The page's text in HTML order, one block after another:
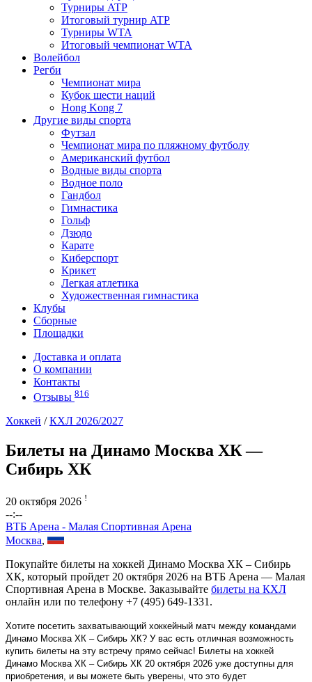
Турниры ATP
Итоговый турнир ATP
Турниры WTA
Итоговый чемпионат WTA
Волейбол
Регби
Чемпионат мира
Кубок шести наций
Hong Kong 7
Другие виды спорта
Футзал
Чемпионат мира по пляжному футболу
Американский футбол
Водные виды спорта
Водное поло
Гандбол
Гимнастика
Гольф
Дзюдо
Карате
Киберспорт
Крикет
Легкая атлетика
Художественная гимнастика
Клубы
Сборные
Площадки
Доставка и оплата
О компании
Контакты
Отзывы 816
Хоккей /КХЛ 2026/2027
Билеты на Динамо Москва ХК —
Сибирь ХК
20 октября 2026 !
--:--
ВТБ Арена - Малая Спортивная Арена
Москва,
Покупайте билеты на хоккей Динамо Москва ХК – Сибирь
ХК, который пройдет 20 октября 2026 на ВТБ Арена — Малая
Спортивная Арена в Москве. Заказывайте билеты на КХЛ
онлайн или по телефону +7 (495) 649-1331.
Хотите посетить захватывающий хоккейный матч между командами
Динамо Москва ХК – Сибирь ХК? У вас есть отличная возможность
купить билеты на эту встречу прямо сейчас! Билеты на хоккей
Динамо Москва ХК – Сибирь ХК 20 октября 2026 уже доступны для
приобретения, и вы можете быть уверены, что это будет